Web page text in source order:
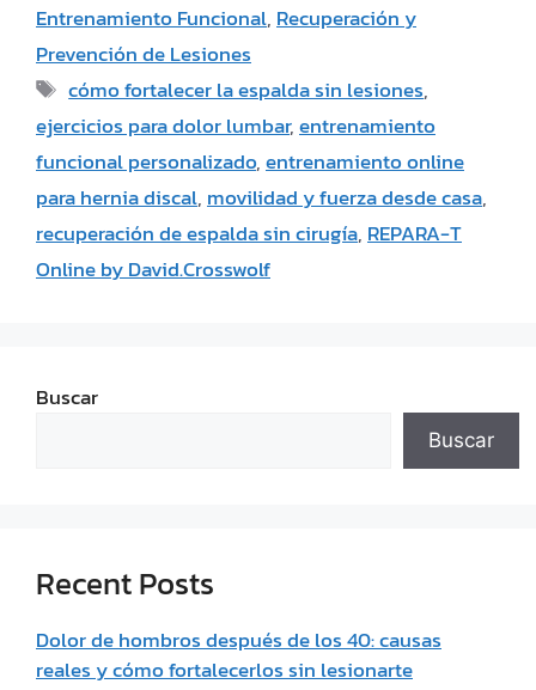
Entrenamiento Funcional, Recuperación y
Prevención de Lesiones
cómo fortalecer la espalda sin lesiones,
ejercicios para dolor lumbar,entrenamiento
funcional personalizado,entrenamiento online
para hernia discal, movilidad y fuerza desde casa,
recuperación de espalda sin cirugía, REPARA-T
Online by David.Crosswolf
Buscar
Buscar
Recent Posts
Dolor de hombros después de los 40: causas
reales y cómo fortalecerlos sin lesionarte